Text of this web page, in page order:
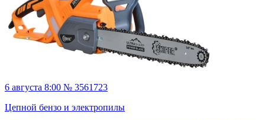
6 августа 8:00 № 3561723
Цепной бензо и электропилы